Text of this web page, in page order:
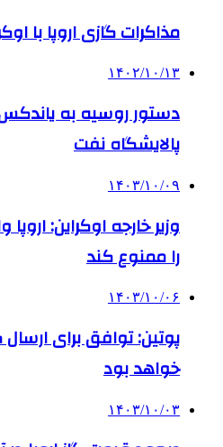
مذاکرات گازی اروپا با
۱۴۰۲/۱۰/۱۳
دستور روسیه به یاندکس
پالایشگاه نفت
۱۴۰۳/۱۰/۰۹
وزیر خارجه اوکراین:
را ممنوع کند
۱۴۰۳/۱۰/۰۶
پوتین: توافق برای ارسال
خواهد بود
۱۴۰۳/۱۰/۰۳